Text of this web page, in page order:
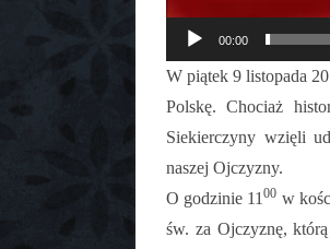
00:00
W piątek 9 listopada
Polskę. Chociaż
Siekierczyny wzięli
naszej Ojczyzny.
O godzinie 1100 w
św. za Ojczyznę,